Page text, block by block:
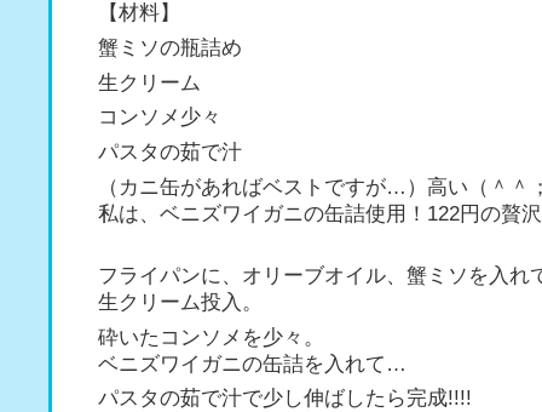
【材料】
蟹ミソの瓶詰め
生クリーム
コンソメ少々
パスタの茹で汁
（カニ缶があればベストですが…）高い（＾＾
私は、ベニズワイガニの缶詰使用！122円の贅
フライパンに、オリーブオイル、蟹ミソを入れ
生クリーム投入。
砕いたコンソメを少々。
ベニズワイガニの缶詰を入れて…
パスタの茹で汁で少し伸ばしたら完成!!!!